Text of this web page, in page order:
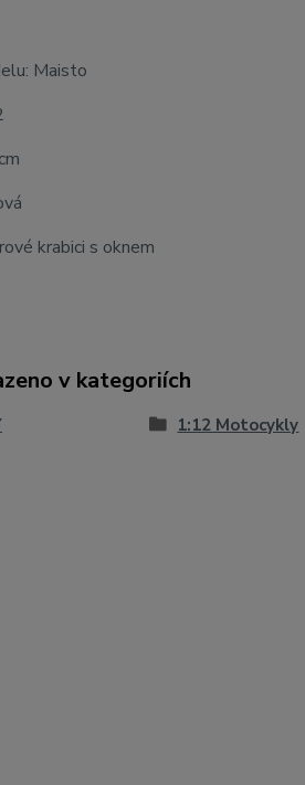
Maisto
krabici s oknem
v kategoriích
1:12 Motocykly